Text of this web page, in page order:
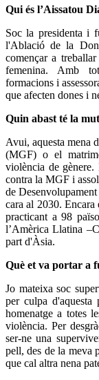
Qui és l’Aissatou
Soc la presidenta i
l'Ablació de la
començar a
femenina. Amb
formacions i
que afecten dones i
Quin abast té la
Avui, aquesta mena
(MGF) o el
violència de
contra la MGF i
de
cara al 2030.
practicant a 98
l’Amèrica Llatina
part d'Àsia.
Què et va portar a
Jo mateixa soc
per culpa
homenatge a totes
violència. Per
ser-ne una
pell, des de la meva
que cal altra nena